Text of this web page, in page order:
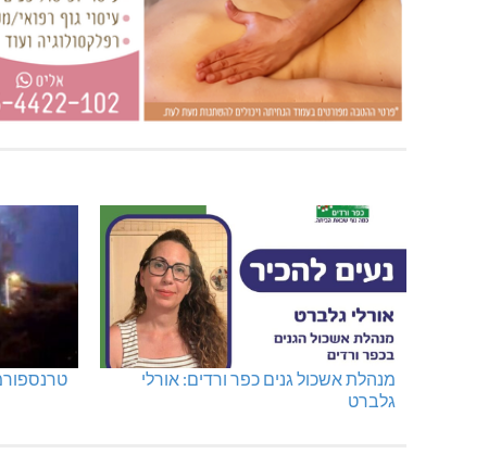
מנהלת אשכול גנים כפר ורדים: אורלי
גלברט